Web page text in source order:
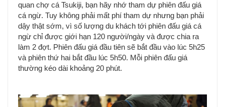
quan chợ cá Tsukiji, bạn hãy nhớ tham dự phiên đấu giá
cá ngừ. Tuy không phải mất phí tham dự nhưng bạn phải
dậy thật sớm, vì số lượng du khách tới phiên đấu giá cá
ngừ chỉ được giới hạn 120 người/ngày và được chia ra
làm 2 đợt. Phiên đấu giá đầu tiên sẽ bắt đầu vào lúc 5h25
và phiên thứ hai bắt đầu lúc 5h50. Mỗi phiên đấu giá
thường kéo dài khoảng 20 phút.